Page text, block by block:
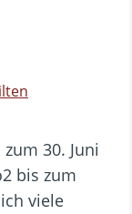
30. Juni
bis zum
viele